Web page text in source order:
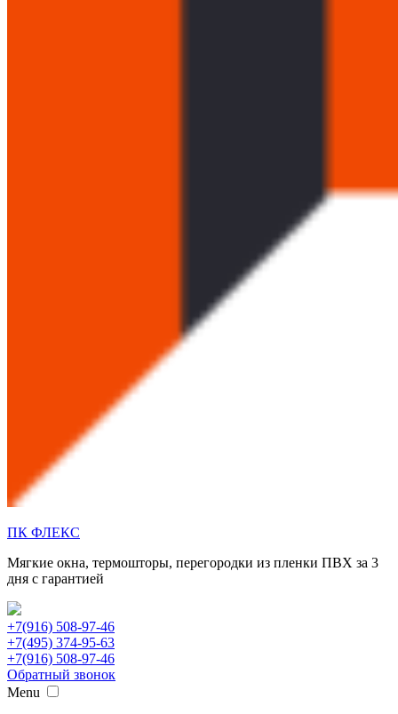
ПК ФЛЕКС
Мягкие окна, термошторы, перегородки из пленки ПВХ за 3
дня с гарантией
+7(916) 508-97-46
+7(495) 374-95-63
+7(916) 508-97-46
Обратный звонок
Menu